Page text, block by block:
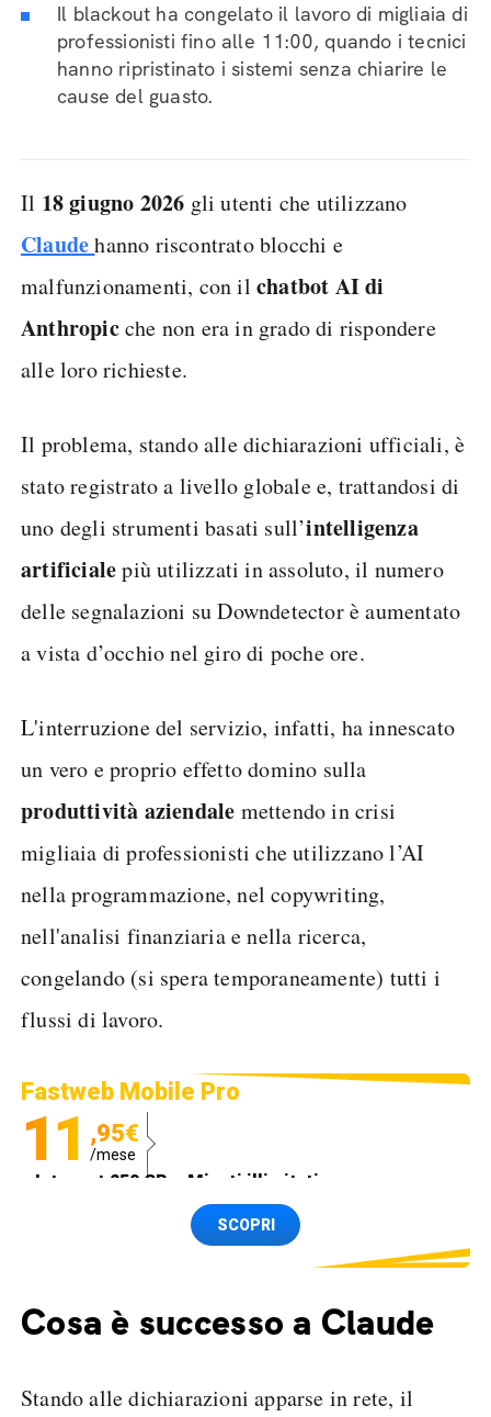
Il blackout ha congelato il lavoro di migliaia di
professionisti fino alle 11:00, quando i tecnici
hanno ripristinato i sistemi senza chiarire le
cause del guasto.
Il 18 giugno 2026 gli utenti che utilizzano
Claudehanno riscontrato blocchi e
malfunzionamenti, con il chatbot AI di
Anthropicche non era in grado di rispondere
alle loro richieste.
Il problema, stando alle dichiarazioni ufficiali, è
stato registrato a livello globale e, trattandosi di
uno degli strumenti basati sull’intelligenza
artificialepiù utilizzati in assoluto, il numero
delle segnalazioni su Downdetector è aumentato
a vista d’occhio nel giro di poche ore.
L'interruzione del servizio, infatti, ha innescato
un vero e proprio effetto domino sulla
produttività aziendale mettendo in crisi
migliaia di professionisti che utilizzano l’AI
nella programmazione, nel copywriting,
nell'analisi finanziaria e nella ricerca,
congelando (si spera temporaneamente) tutti i
flussi di lavoro.
Fastweb Mobile Pro
11 ,95€
/mese
Internet 250 GB e Minuti illimitati
Spedizione SIM GRATISSCOPRI
Cosa è successo a Claude
Stando alle dichiarazioni apparse in rete, il